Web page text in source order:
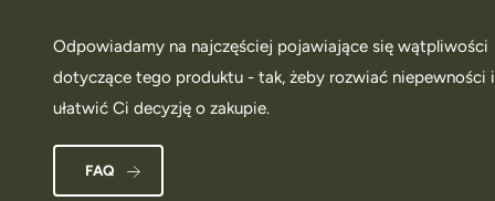
Odpowiadamy na najczęściej pojawiające się wątpliwości
dotyczące tego produktu - tak, żeby rozwiać niepewności i
ułatwić Ci decyzję o zakupie.
FAQ